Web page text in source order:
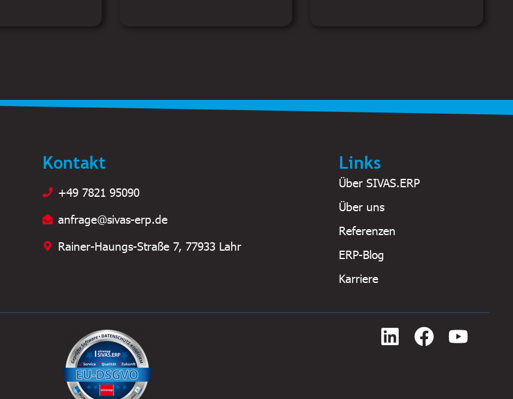
Kontakt
+49 7821 95090
anfrage@sivas-erp.de
Rainer-Haungs-Straße 7, 77933 Lahr
Links
Über SIVAS.ERP
Über uns
Referenzen
ERP-Blog
Karriere
L
F
Y